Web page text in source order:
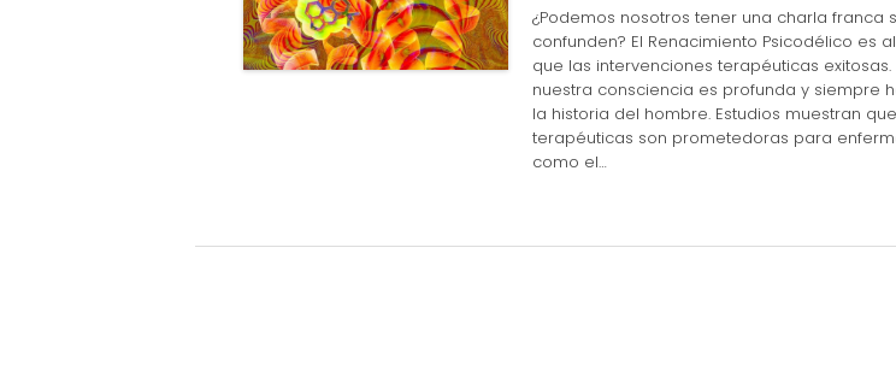
¿Podemos nosotros tener una charla franca
confunden? El Renacimiento Psicodélico es
que las intervenciones terapéuticas
nuestra consciencia es profunda y siempre
la historia del hombre. Estudios muestran
terapéuticas son prometedoras para
como el…